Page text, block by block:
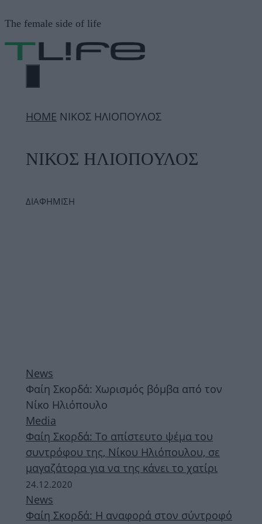
σε
περιεχόμενο
The female side of life
ΜΕΝΟΎ
ΗΟΜΕ ΝΙΚΟΣ ΗΛΙΟΠΟΥΛΟΣ
ΝΙΚΟΣ ΗΛΙΟΠΟΥΛΟΣ
ΔΙΑΦΗΜΙΣΗ
News
Φαίη Σκορδά: Χωρισμός βόμβα από τον
Νίκο Ηλιόπουλο
Media
Φαίη Σκορδά: Το απίστευτο ψέμα του
συντρόφου της, Νίκου Ηλιόπουλου, σε
μαγαζάτορα για να της κάνει το χατίρι
24.12.2020
News
Φαίη Σκορδά: Η αναφορά στον σύντροφό